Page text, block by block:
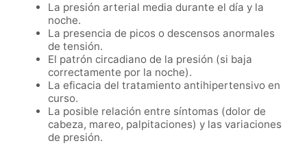
La presión arterial media durante el día y la
noche.
La presencia de picos o descensos anormales
de tensión.
El patrón circadiano de la presión (si baja
correctamente por la noche).
La eficacia del tratamiento antihipertensivo en
curso.
La posible relación entre síntomas (dolor de
cabeza, mareo, palpitaciones) y las variaciones
de presión.